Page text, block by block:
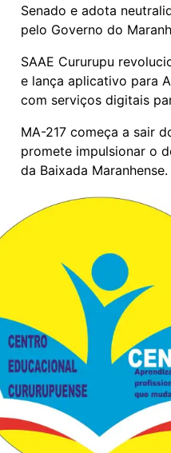
Senado e adota
pelo Governo do
SAAE Cururupu
e lança aplicativo para
com serviços digitais
MA-217 começa a sair
promete impulsionar o
da Baixada Maranhense.